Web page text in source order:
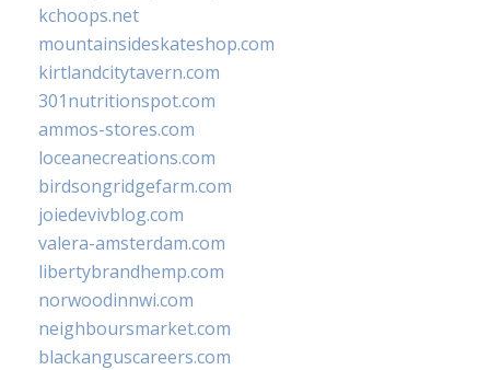
kchoops.net
mountainsideskateshop.com
kirtlandcitytavern.com
301nutritionspot.com
ammos-stores.com
loceanecreations.com
birdsongridgefarm.com
joiedevivblog.com
valera-amsterdam.com
libertybrandhemp.com
norwoodinnwi.com
neighboursmarket.com
blackanguscareers.com